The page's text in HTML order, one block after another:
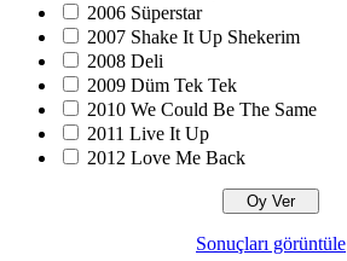
2006 Süperstar
2007 Shake It Up Shekerim
2008 Deli
2009 Düm Tek Tek
2010 We Could Be The Same
2011 Live It Up
2012 Love Me Back
Sonuçları görüntüle